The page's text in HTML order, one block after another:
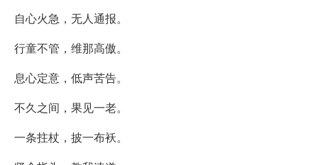
自心火急，无人通报。
行童不管，维那高傲。
息心定意，低声苦告。
不久之间，果见一老。
一条拄杖，披一布袄。